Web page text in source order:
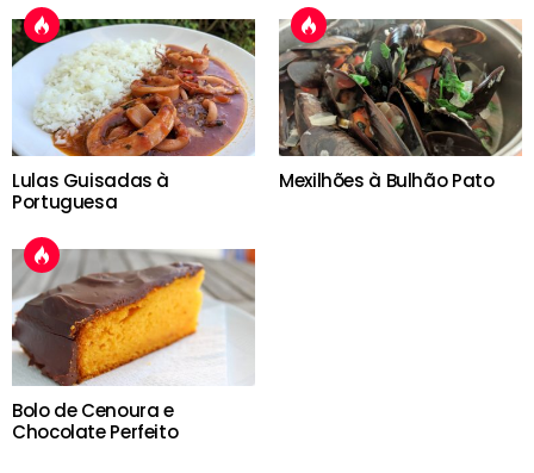
Lulas Guisadas à
Portuguesa
Mexilhões à Bulhão Pato
Bolo de Cenoura e
Chocolate Perfeito